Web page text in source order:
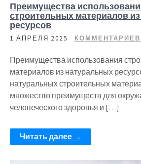
Преимущества
строительных материалов
ресурсов
1 АПРЕЛЯ 2025 КОММЕНТАРИЕВ
Преимущества использования
материалов из натуральных
натуральных строительных
множество преимуществ для
человеческого здоровья и […]
Читать далее →